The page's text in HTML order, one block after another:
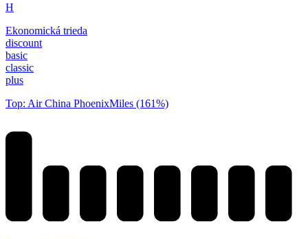
H
Ekonomická trieda
discount
basic
classic
plus
Top: Air China PhoenixMiles (161%)